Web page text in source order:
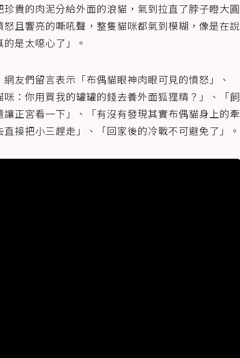
貴的肉泥分給外面的浪貓，氣到拉直了脖子瞪大圓
且響亮的嘶吼聲，整隻貓咪都氣到模糊，像是在說
是太噁心了」。
友們留言表示「布偶貓眼神肉眼可見的憤怒」、
：你用買我的罐罐的錢去養外面狐狸精？」、「飼
正宮看一下」、「有沒有發現其實布偶貓身上的牽
接把小三趕走」、「回家後的冷戰不可避免了」。